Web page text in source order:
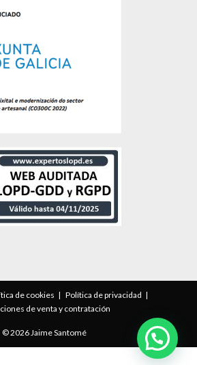
de cookies
Política de privacidad
de venta y contratación
© 2026 Jaime Santomé